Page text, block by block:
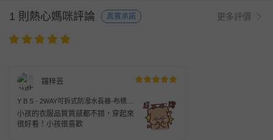
1 則熱心媽咪評論 真實承諾 更多評價
鐘梓芸
Y B S - 2WAY可拆式防潑水長褲-布標-
綠色
小孩的衣服品質質感都不錯，穿起來
很好看！小孩很喜歡